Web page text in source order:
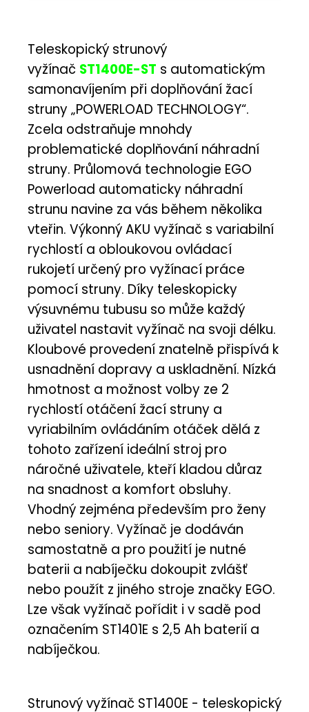
Teleskopický strunový
vyžínač ST1400E-ST s automatickým
samonavíjením při doplňování žací
struny „POWERLOAD TECHNOLOGY“.
Zcela odstraňuje mnohdy
problematické doplňování náhradní
struny. Průlomová technologie EGO
Powerload automaticky náhradní
strunu navine za vás během několika
vteřin. Výkonný AKU vyžínač s variabilní
rychlostí a obloukovou ovládací
rukojetí určený pro vyžínací práce
pomocí struny. Díky teleskopicky
výsuvnému tubusu so může každý
uživatel nastavit vyžínač na svoji délku.
Kloubové provedení znatelně přispívá k
usnadnění dopravy a uskladnění. Nízká
hmotnost a možnost volby ze 2
rychlostí otáčení žací struny a
vyriabilním ovládáním otáček dělá z
tohoto zařízení ideální stroj pro
náročné uživatele, kteří kladou důraz
na snadnost a komfort obsluhy.
Vhodný zejména především pro ženy
nebo seniory. Vyžínač je dodáván
samostatně a pro použití je nutné
baterii a nabíječku dokoupit zvlášť
nebo použít z jiného stroje značky EGO.
Lze však vyžínač pořídit i v sadě pod
označením ST1401E s 2,5 Ah baterií a
nabíječkou.
Strunový vyžínač ST1400E - teleskopický